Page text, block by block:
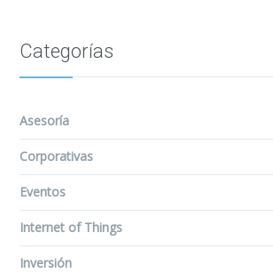
Categorías
Asesoría
Corporativas
Eventos
Internet of Things
Inversión